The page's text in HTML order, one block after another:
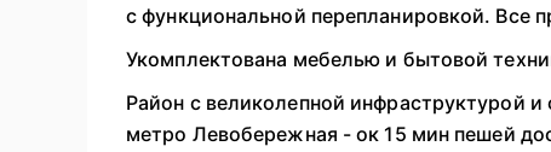
с функциональной перепланировкой. Все
Укомплектована мебелью и бытовой
Район с великолепной инфраструктурой
метро Левобережная - ок 15 мин пешей